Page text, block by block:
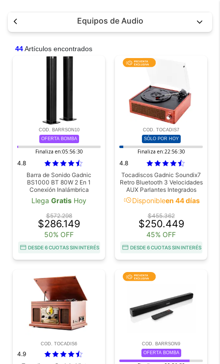
Equipos de Audio
44Artículos encontrados
COD. BARRSON10
OFERTA BOMBA
Finaliza en:05:56:29
4.8
Barra de Sonido Gadnic
BS1000 BT 80W 2 En 1
Conexión Inalámbrica
Llega Gratis Hoy
$572.298
$286.149
50% OFF
DESDE 6 CUOTAS SIN INTERÉS
COD. TOCADIS7
SÓLO POR HOY
Finaliza en:22:56:29
4.8
Tocadiscos Gadnic Soundix7
Retro Bluetooth 3 Velocidades
AUX Parlantes Integrados
Capsula Audio Technica
Salida RCA 33 45 78 RPM
acuteDisponibleen 44 días
$455.362
$250.449
45% OFF
DESDE 6 CUOTAS SIN INTERÉS
COD. TOCADIS6
4.9
COD. BARRSON9
OFERTA BOMBA